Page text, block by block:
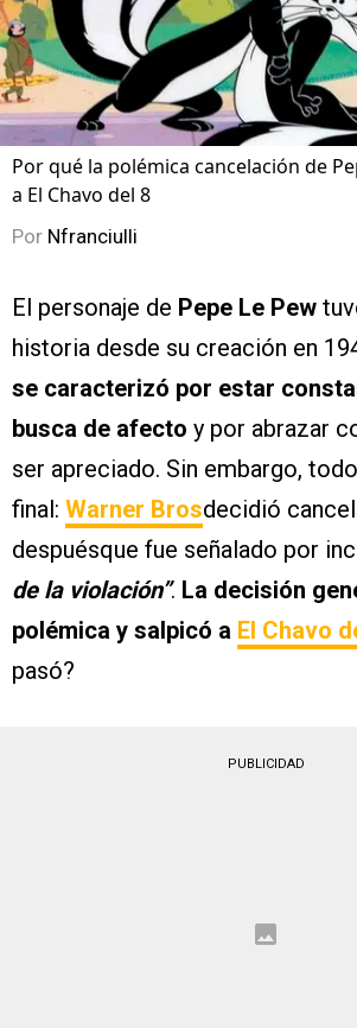
Por qué la polémica cancelación de
a El Chavo del 8
Por Nfranciulli
El personaje de Pepe Le Pew
historia desde su creación en
se caracterizó por estar
busca de afecto y por abrazar
ser apreciado. Sin embargo,
final: Warner Brosdecidió
despuésque fue señalado por
de la violación”. La decisión
polémica y salpicó a El Chavo
pasó?
PUBLICIDAD